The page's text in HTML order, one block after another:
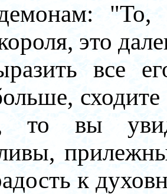
"То,
это
все
то вы
к